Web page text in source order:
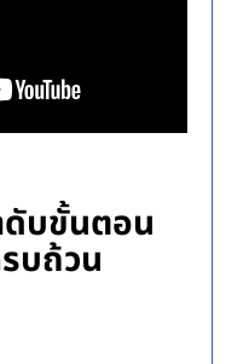
ดับขั้นตอน
บถ้วน